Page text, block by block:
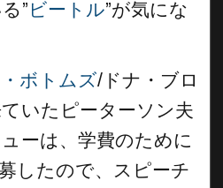
” ビートル”が気にな
ボトムズ/ドナ・ブロ
いたピーターソン夫
ーは、学費のために
したので、スピーチ